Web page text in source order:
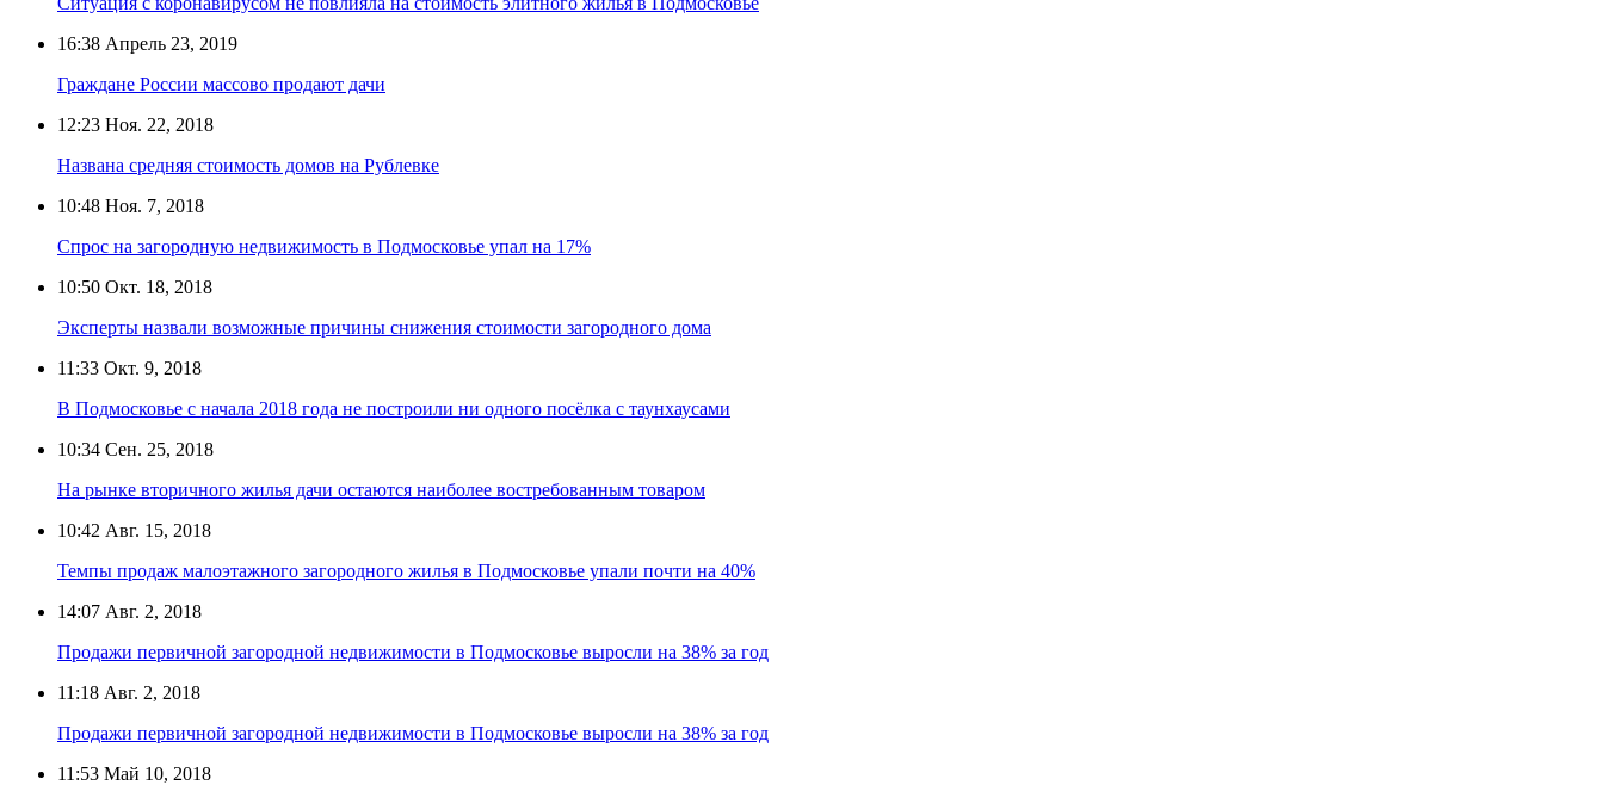
16:38 Апрель 23, 2019
Граждане России массово продают дачи
12:23 Ноя. 22, 2018
Названа средняя стоимость домов на Рублевке
10:48 Ноя. 7, 2018
Спрос на загородную недвижимость в Подмосковье упал на 17%
10:50 Окт. 18, 2018
Эксперты назвали возможные причины снижения стоимости загородного дома
11:33 Окт. 9, 2018
В Подмосковье с начала 2018 года не построили ни одного посёлка с таунхаусами
10:34 Сен. 25, 2018
На рынке вторичного жилья дачи остаются наиболее востребованным товаром
10:42 Авг. 15, 2018
Темпы продаж малоэтажного загородного жилья в Подмосковье упали почти на 40%
14:07 Авг. 2, 2018
Продажи первичной загородной недвижимости в Подмосковье выросли на 38% за год
11:18 Авг. 2, 2018
Продажи первичной загородной недвижимости в Подмосковье выросли на 38% за год
11:53 Май 10, 2018